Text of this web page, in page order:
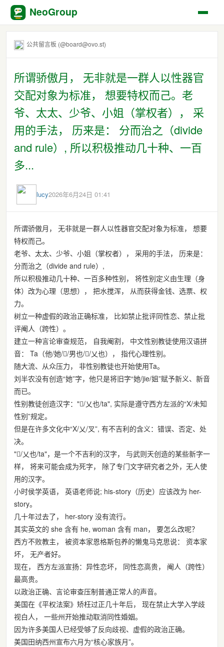
NeoGroup
公共留言板 (@board@ovo.st)
所谓骄傲月， 无非就是一群人以性器官
交配对象为标准， 想要特权而己。老
爷、太太、少爷、小姐（掌权者）， 采
用的手法， 历来是： 分而治之（divide
and rule）, 所以积极推动几十种、一百
多...
lucy2026年6月24日 01:41
所谓骄傲月， 无非就是一群人以性器官交配对象为标准， 想要
特权而己。
老爷、太太、少爷、小姐（掌权者）， 采用的手法， 历来是：
分而治之（divide and rule）,
所以积极推动几十种、一百多种性别， 将性别定义由生理（身
体）改为心理（思想）， 把水搅浑， 从而获得金钱、选票、权
力。
树立一种虚假的政治正确标准， 比如禁止批评同性恋、禁止批
评阉人（跨性）。
建立一种言论审查规范， 自我阉割， 中文性别教徒使用汉语拼
音： Ta（他/她/𲰼/男也/𲎿/乂也）， 指代心理性别。
随大流、从众压力， 非性别教徒也开始使用Ta。
刘半农没有创造“她”字，他只是将旧字“她/jie/姐”赋予新义、新音
而已。
性别教徒创造汉字："𲎿/乂也/ta", 实际是遵守西方左派的“X/未知
性别”规定。
但是在许多文化中“X/乂/叉”, 有不吉利的含义：错误、否定、处
决。
"𲎿/乂也/ta"，是一个不吉利的汉字， 与武则天创造的某些新字一
样， 将来可能会成为死字， 除了专门文字研究者之外，无人使
用的汉字。
小时侯学英语， 英语老师说; his-story（历史）应该改为 her-
story。
几十年过去了， her-story 没有流行。
其实英文的 she 含有 he, woman 含有 man， 要怎么改呢？
西方不败教主， 被资本家恩格斯包养的懒鬼马克思说： 资本家
坏， 无产者好。
现在， 西方左派宣扬：异性恋坏， 同性恋高贵， 阉人（跨性）
最高贵。
以政治正确、言论审查压制普通正常人的声音。
美国在《平权法案》矫枉过正几十年后， 现在禁止大学入学歧
视白人， 一些州开始推动取消同性婚姻。
因为许多美国人已经受够了反向歧视、虚假的政治正确。
美国田纳西州宣布六月为“核心家族月”。